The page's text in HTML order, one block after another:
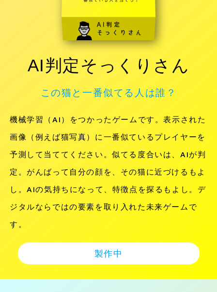
AI判定そっくりさん
この猫と一番似てる人は誰？
機械学習（AI）をつかったゲームです。表示された
画像（例えば猫写真）に一番似ているプレイヤーを
予測して当ててください。似てる度合いは、AIが判
定。がんばって自分の顔を、その猫に近づけるもよ
し。AIの気持ちになって、特徴点を探るもよし。デ
ジタルならではの要素を取り入れた未来ゲームで
す。
製作中